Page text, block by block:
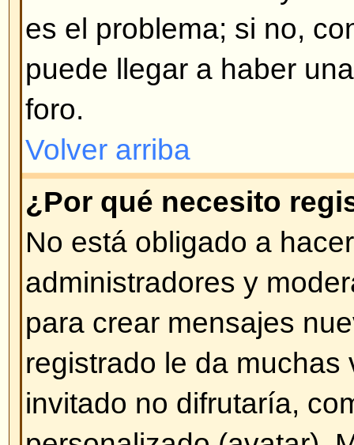
opción al momento de
hacer esto si Ud. accede desde
compartido, por ej. cyber-café,
etc.
¿Cómo evito que mi nombre
en las listas de usuarios
En su perfil encontrará una
estado de conexión
ser visto por administradores y
contará como usuario oculto.
Volver arriba
¡Perdí mi contraseña!
¡No se altere! Si bien su